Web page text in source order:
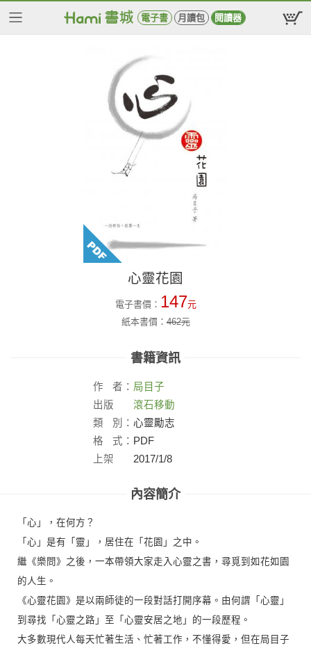
電子書 月讀包 閱讀器
心靈花園
電子書價： 147元
紙本書價：462元
書籍資訊
作 者： 局目子
出版
社：
滾石移動
類
別： 心靈勵志
格
式： PDF
上架
2017/1/8
內容簡介
「心」，在何方？
「心」是有「靈」，居住在「花園」之中。
繼《樂問》之後，一本帶領大家走入心靈之書，尋覓到如花如園
的人生。
《心靈花園》是以兩師徒的一段對話打開序幕。由何謂「心靈」
到尋找「心靈之路」至「心靈安居之地」的一段歷程。
大多數現代人每天忙著生活、忙著工作，不懂得愛，但在局目子